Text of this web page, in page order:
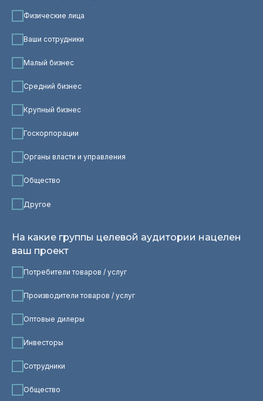
Физические лица
Ваши сотрудники
Малый бизнес
Средний бизнес
Крупный бизнес
Госкорпорации
Органы власти и управления
Общество
Другое
На какие группы целевой аудитории нацелен
ваш проект
Потребители товаров / услуг
Производители товаров / услуг
Оптовые дилеры
Инвесторы
Сотрудники
Общество